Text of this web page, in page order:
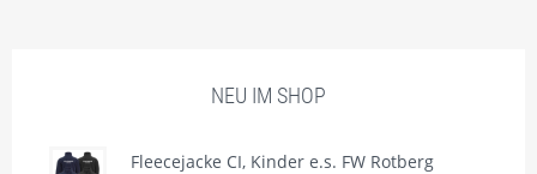
NEU IM SHOP
Fleecejacke CI, Kinder e.s. FW Rotberg